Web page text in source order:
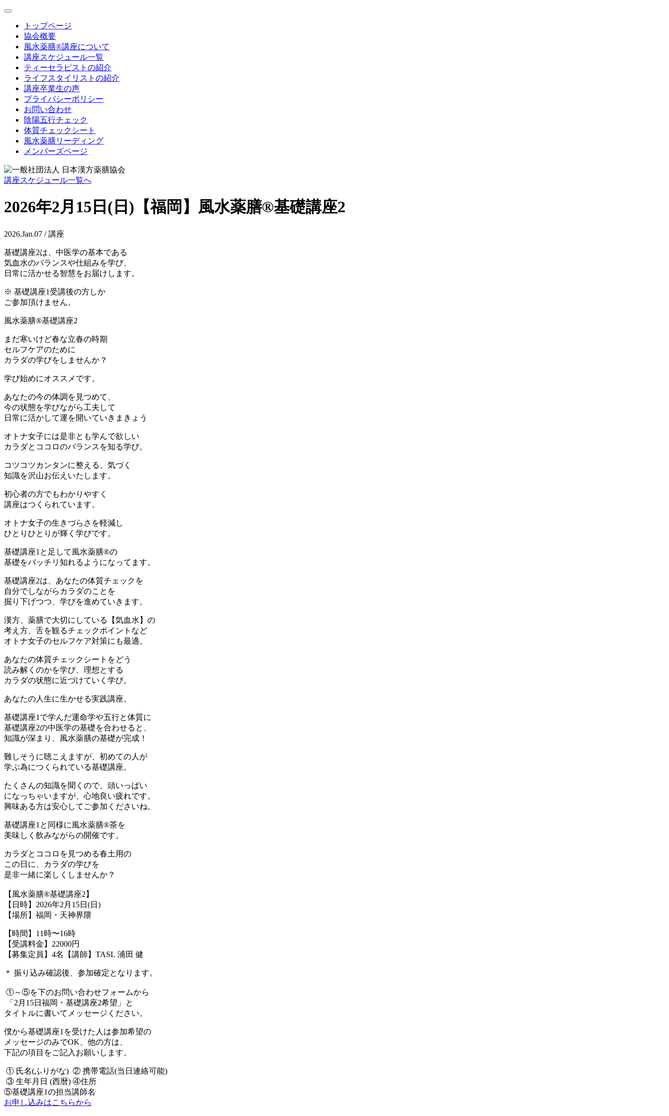
toggle
navigationトップページ
協会概要
風水薬膳®講座について
講座スケジュール一覧
ティーセラピストの紹介
ライフスタイリストの紹介
講座卒業生の声
プライバシーポリシー
お問い合わせ
陰陽五行チェック
体質チェックシート
風水薬膳リーディング
メンバーズページ
講座スケジュール一覧へ
2026年2月15日(日)【福岡】風水薬膳®︎基礎講座2
2026.Jan.07 / 講座
基礎講座2は、中医学の基本である
気血水のバランスや仕組みを学び、
日常に活かせる智慧をお届けします。
※ 基礎講座1受講後の方しか
ご参加頂けません。
風水薬膳®️基礎講座2
まだ寒いけど春な立春の時期
セルフケアのために
カラダの学びをしませんか？
学び始めにオススメです。
あなたの今の体調を見つめて、
今の状態を学びながら工夫して
日常に活かして運を開いていきまきょう
オトナ女子には是非とも学んで欲しい
カラダとココロのバランスを知る学び。
コツコツカンタンに整える、気づく
知識を沢山お伝えいたします。
初心者の方でもわかりやすく
講座はつくられています。
オトナ女子の生きづらさを軽減し
ひとりひとりが輝く学びです。
基礎講座1と足して風水薬膳®︎の
基礎をバッチリ知れるようになってます。
基礎講座2は、あなたの体質チェックを
自分でしながらカラダのことを
掘り下げつつ、学びを進めていきます。
漢方、薬膳で大切にしている【気血水】の
考え方、舌を観るチェックポイントなど
オトナ女子のセルフケア対策にも最適。
あなたの体質チェックシートをどう
読み解くのかを学び、理想とする
カラダの状態に近づけていく学び。
あなたの人生に生かせる実践講座。
基礎講座1で学んだ運命学や五行と体質に
基礎講座2の中医学の基礎を合わせると、
知識が深まり、風水薬膳の基礎が完成！
難しそうに聴こえますが、初めての人が
学ぶ為につくられている基礎講座。
たくさんの知識を聞くので、頭いっぱい
になっちゃいますが、心地良い疲れです。
興味ある方は安心してご参加くださいね。
基礎講座1と同様に風水薬膳®︎茶を
美味しく飲みながらの開催です。
カラダとココロを見つめる春土用の
この日に、カラダの学びを
是非一緒に楽しくしませんか？
【風水薬膳®基礎講座2】
【日時】2026年2月15日(日)
【場所】福岡・天神界隈
【時間】11時〜16時
【受講料金】22000円
【募集定員】4名【講師】TASL 浦田 健
＊ 振り込み確認後、参加確定となります。
①～⑤を下のお問い合わせフォームから
「2月15日福岡・基礎講座2希望」と
タイトルに書いてメッセージください。
僕から基礎講座1を受けた人は参加希望の
メッセージのみでOK、他の方は、
下記の項目をご記入お願いします。
① 氏名(ふりがな) ② 携帯電話(当日連絡可能)
③ 生年月日 (西暦) ④住所
⑤基礎講座1の担当講師名
お申し込みはこちらから